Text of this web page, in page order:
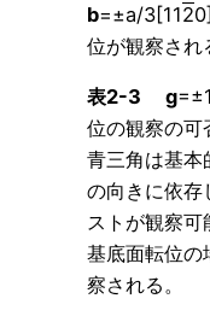
b=±a/3[112
位が観察され
表2-3 g=±1
位の観察の可
青三角は基本
の向きに依存
ストが観察可
基底面転位の
察される。